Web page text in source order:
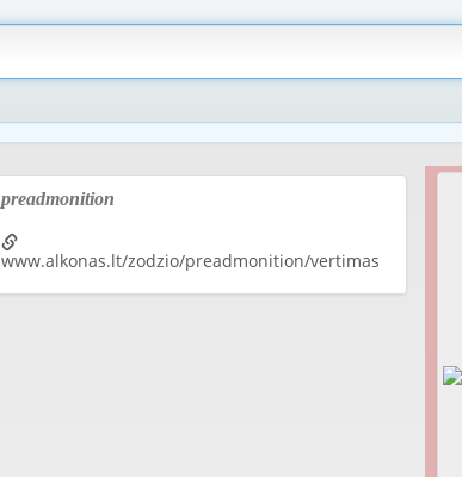
preadmonition
www.alkonas.lt/zodzio/preadmonition/vertimas